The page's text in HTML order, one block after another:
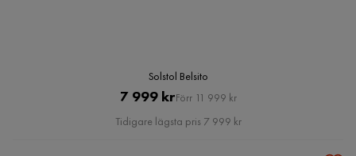
Solstol Belsito
Pris
7 999 krOriginal
Pris
Förr 11 999 kr
Tidigare lägsta pris 7 999 kr